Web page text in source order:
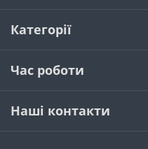
Категорії
Час роботи
Наші контакти